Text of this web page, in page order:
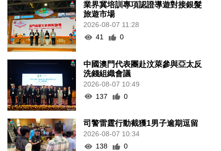
業界冀培訓專項認證導遊對接銀髮
旅遊市場
2026-08-07 11:28
41
0
中國澳門代表團赴汶萊參與亞太反
洗錢組織會議
2026-08-07 10:49
137
0
司警雷霆行動截獲1男子逾期逗留
2026-08-07 10:34
138
0